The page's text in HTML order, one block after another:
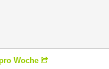
Woche